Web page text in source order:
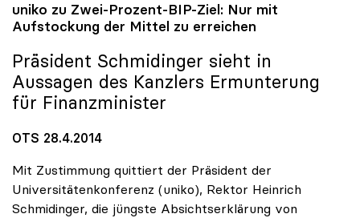
uniko zu Zwei-Prozent-BIP-Ziel: Nur mit
Aufstockung der Mittel zu erreichen
Präsident Schmidinger sieht in
Aussagen des Kanzlers Ermunterung
für Finanzminister
OTS 28.4.2014
Mit Zustimmung quittiert der Präsident der
Universitätenkonferenz (uniko), Rektor Heinrich
Schmidinger, die jüngste Absichtserklärung von